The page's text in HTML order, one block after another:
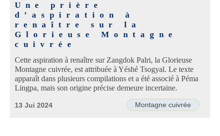
Une prière
d’aspiration à
renaître sur la
Glorieuse Montagne
cuivrée
Cette aspiration à renaître sur Zangdok Palri, la Glorieuse
Montagne cuivrée, est attribuée à Yéshé Tsogyal. Le texte
apparaît dans plusieurs compilations et a été associé à Péma
Lingpa, mais son origine précise demeure incertaine.
Montagne cuivrée
13 Jui 2024